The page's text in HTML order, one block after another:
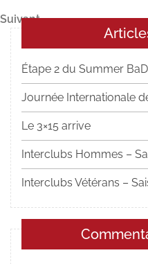
l’article
Article
suivant
Suivant
Étape 2 du Summer
Journée Internationale
Le 3×15 arrive
Interclubs Hommes –
Interclubs Vétérans –